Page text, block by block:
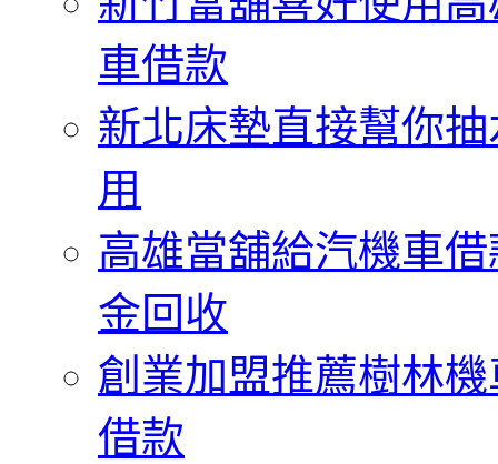
車借款
新北床墊直接幫你
用
高雄當舖給汽機車
金回收
創業加盟推薦樹林
借款